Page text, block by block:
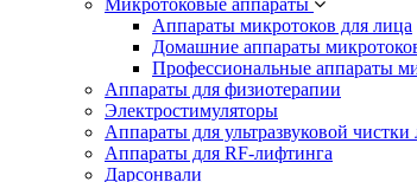
Микротоковые аппараты
Аппараты микротоков для лица
Домашние аппараты
Профессиональные аппараты
Аппараты для физиотерапии
Электростимуляторы
Аппараты для ультразвуковой чистки
Аппараты для RF-лифтинга
Дарсонвали